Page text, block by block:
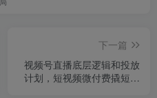
下一篇
视频号直播底层逻辑和投放
计划，短视频微付费撬短引